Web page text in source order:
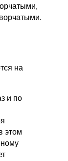
на
и по
этом